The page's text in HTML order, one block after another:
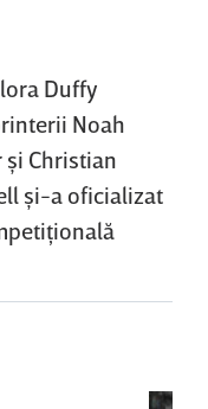
Duffy
Noah
şi Christian
şi-a oficializat